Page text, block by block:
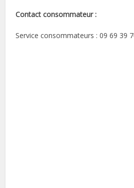
Contact consommateur :
Service consommateurs : 09 69 39